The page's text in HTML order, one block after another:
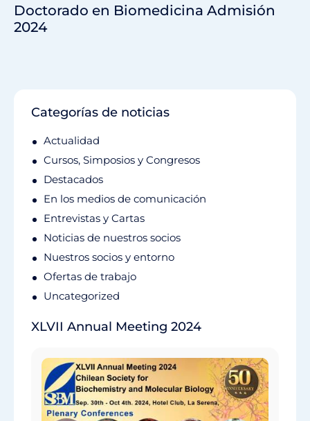
Doctorado en Biomedicina Admisión
2024
Categorías de noticias
Actualidad
Cursos, Simposios y Congresos
Destacados
En los medios de comunicación
Entrevistas y Cartas
Noticias de nuestros socios
Nuestros socios y entorno
Ofertas de trabajo
Uncategorized
XLVII Annual Meeting 2024